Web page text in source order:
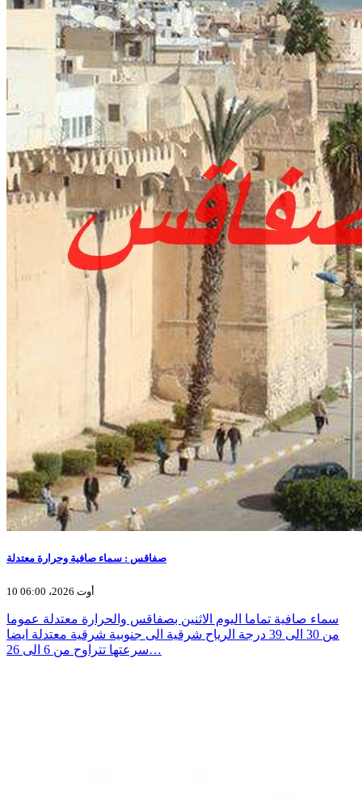
صفاقس : سماء صافية وحرارة معتدلة
10 أوت 2026، 06:00
سماء صافية تماما اليوم الاثنين بصفاقس والحرارة معتدلة عموما
من 30 الى 39 درجة الرياح شرقية الى جنوبية شرقية معتدلة ايضا
سرعتها تتراوح من 6 الى 26…